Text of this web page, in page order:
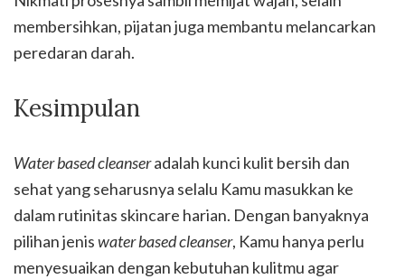
membersihkan, pijatan juga membantu melancarkan
peredaran darah.
Kesimpulan
Water based cleanseradalah kunci kulit bersih dan
sehat yang seharusnya selalu Kamu masukkan ke
dalam rutinitas skincare harian. Dengan banyaknya
pilihan jeniswater based cleanser, Kamu hanya perlu
menyesuaikan dengan kebutuhan kulitmu agar